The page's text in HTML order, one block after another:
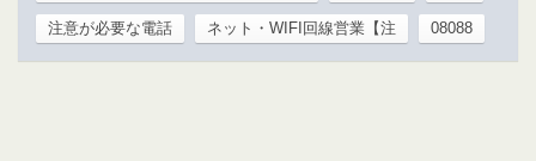
注意が必要な電話 ネット・WIFI回線営業【注 08088